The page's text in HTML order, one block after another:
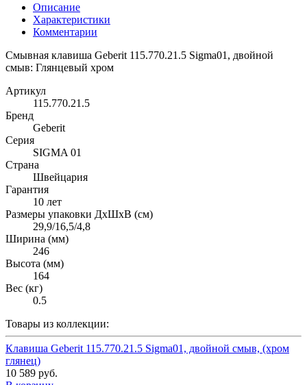
Описание
Характеристики
Комментарии
Смывная клавиша Geberit 115.770.21.5 Sigma01, двойной
смыв: Глянцевый хром
Артикул
115.770.21.5
Бренд
Geberit
Серия
SIGMA 01
Страна
Швейцария
Гарантия
10 лет
Размеры упаковки ДхШхВ (см)
29,9/16,5/4,8
Ширина (мм)
246
Высота (мм)
164
Вес (кг)
0.5
Товары из коллекции:
Клавиша Geberit 115.770.21.5 Sigma01, двойной смыв, (хром
глянец)
10 589 руб.